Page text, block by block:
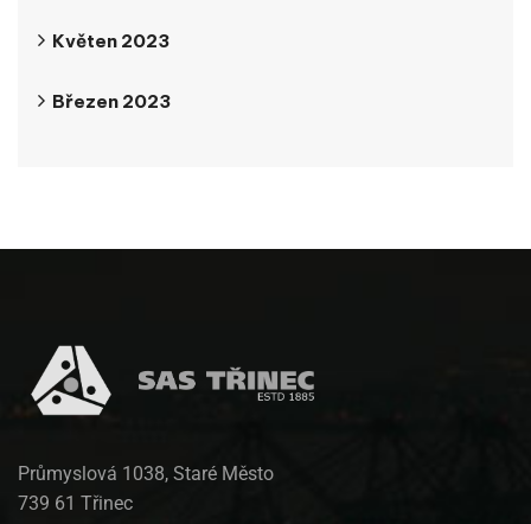
Květen 2023
Březen 2023
Průmyslová 1038, Staré Město
739 61 Třinec